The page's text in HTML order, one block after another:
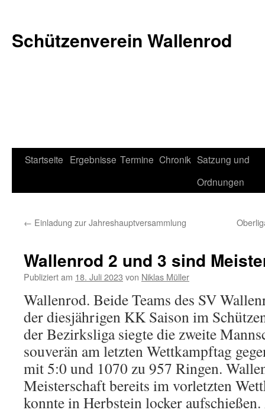
Schützenverein Wallenrod
Zum
Startseite Ergebnisse Termine Chronik Satzung und
Ordnungen
← Einladung zur Jahreshauptversammlung
Wallenrod 2 und 3 sind
Publiziert am 18. Juli 2023 von Niklas Müller
Wallenrod. Beide Teams des SV
der diesjährigen KK Saison im
der Bezirksliga siegte die zweite
souverän am letzten Wettkampftag
mit 5:0 und 1070 zu 957 Ringen.
Meisterschaft bereits im vorletzten
konnte in Herbstein locker